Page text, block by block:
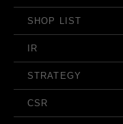
SHOP LIST
IR
STRATEGY
CSR